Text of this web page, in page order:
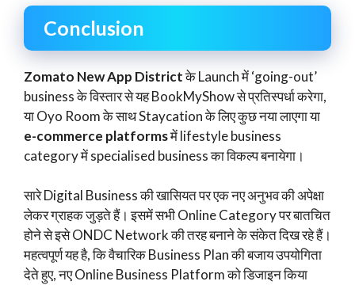
Conclusion
Zomato New App Districtके Launch में ‘going-out’
business के विस्तार से यह BookMyShow से प्रतिस्पर्धा करेगा,
या Oyo Room के साथ Staycation के लिए कुछ नया लाएगा या
e-commerce platformsमें lifestyle business
category में specialised business का विकल्प बनायेगा।
सारे Digital Business की खासियत पर एक नए अनुभव की अपेक्षा
लेकर ग्राहक जुड़ते हैं। इसमें सभी Online Category पर बातचित
होने से इसे ONDC Network की तरह बनाने के संकेत दिख रहे हैं।
महत्वपूर्ण यह है, कि वैचारिक Business Plan की बजाय उपयोगिता
देते हुए, नए Online Business Platform को डिजाइन किया